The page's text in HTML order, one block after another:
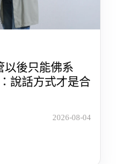
以後只能佛系
說話方式才是合
2026-08-04